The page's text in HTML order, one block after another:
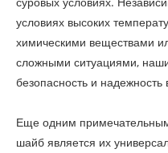
условиях высоких
химическими веществами
сложными ситуациями,
безопасность и
Еще одним
шайб является их